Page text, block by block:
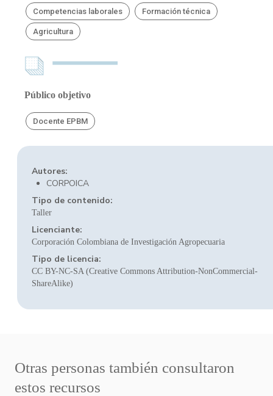
Competencias laborales Formación técnica
Agricultura
Público objetivo
Docente EPBM
Autores:
CORPOICA
Tipo de contenido:
Taller
Licenciante:
Corporación Colombiana de Investigación Agropecuaria
Tipo de licencia:
CC BY-NC-SA (Creative Commons Attribution-NonCommercial-
ShareAlike)
Otras personas también consultaron
estos recursos